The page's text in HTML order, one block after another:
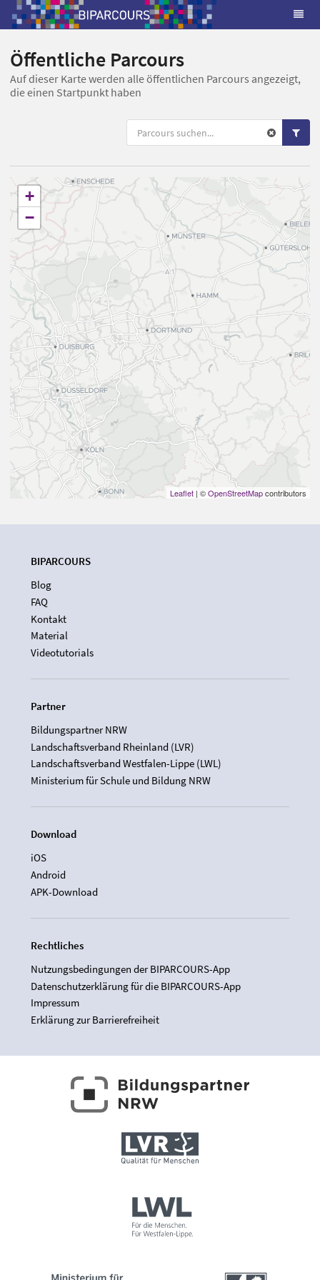
Öffentliche Parcours
Auf dieser Karte werden alle öffentlichen Parcours angezeigt,
die einen Startpunkt haben
+
−
Leaflet | ©OpenStreetMapcontributors
BIPARCOURS
Blog
FAQ
Kontakt
Material
Videotutorials
Partner
Bildungspartner NRW
Landschaftsverband Rheinland (LVR)
Landschaftsverband Westfalen-Lippe (LWL)
Ministerium für Schule und Bildung NRW
Download
iOS
Android
APK-Download
Rechtliches
Nutzungsbedingungen der BIPARCOURS-App
Datenschutzerklärung für die BIPARCOURS-App
Impressum
Erklärung zur Barrierefreiheit